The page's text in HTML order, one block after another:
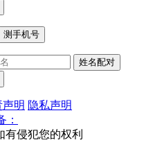
声明 隐私声明
：
有侵犯您的权利